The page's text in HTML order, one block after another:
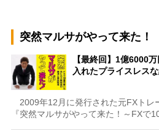
突然マルサがやって来た！
【最終回】1億6000
入れたプライスレス
2009年12月に発行された元FXトレ
『突然マルサがやって来た！～FXで